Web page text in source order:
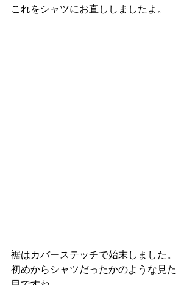
これをシャツにお直ししましたよ。
裾はカバーステッチで始末しました。
初めからシャツだったかのような見た